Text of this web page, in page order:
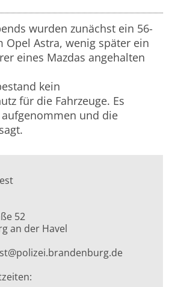
wurden zunächst ein 56-
Opel Astra, wenig später ein
eines Mazdas angehalten
kein
für die Fahrzeuge. Es
und die
52
an der Havel